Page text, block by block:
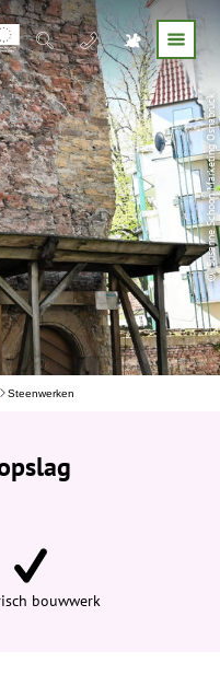
© Susanne Schoon Marketing Osnabrück
Steenwerken
bouwwerk